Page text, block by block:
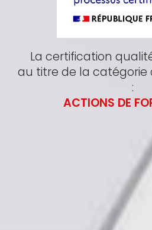
La certification
au titre de la catégorie
:
ACTIONS DE